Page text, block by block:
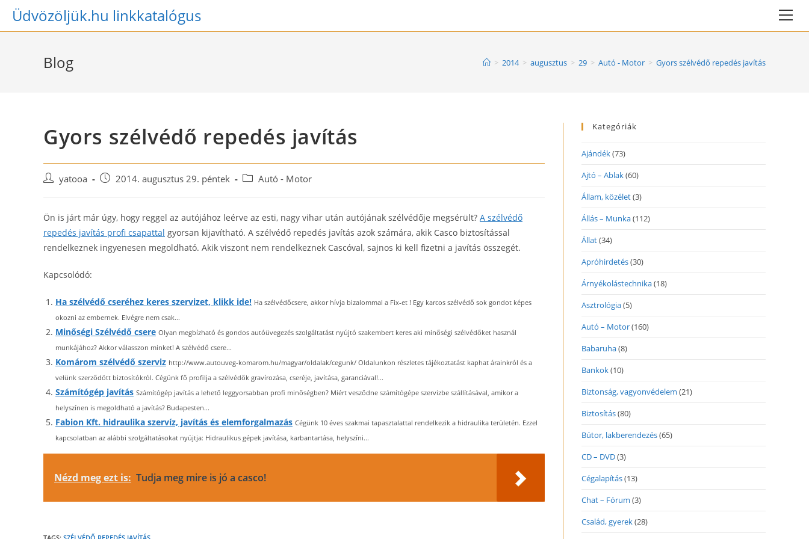
SkipÜdvözöljük.hu linkkatalógus
Blog > 2014 > augusztus > 29 > Autó - Motor > Gyors szélvédő repedés javítás
Gyors szélvédő repedés javítás
Postyatooa
Post 2014. augusztus 29. péntek
PostAutó - Motor
Ön is járt már úgy, hogy reggel az autójához leérve az esti, nagy vihar után autójának szélvédője megsérült? A szélvédő
repedés javítás profi csapattal gyorsan kijavítható. A szélvédő repedés javítás azok számára, akik Casco biztosítással
rendelkeznek ingyenesen megoldható. Akik viszont nem rendelkeznek Cascóval, sajnos ki kell fizetni a javítás összegét.
Kapcsolódó:
Ha szélvédő cseréhez keres szervizet, klikk ide! Ha szélvédőcsere, akkor hívja bizalommal a Fix-et ! Egy karcos szélvédő sok gondot képes
okozni az embernek. Elvégre nem csak...
Minőségi Szélvédő csere Olyan megbízható és gondos autóüvegezés szolgáltatást nyújtó szakembert keres aki minőségi szélvédőket használ
munkájához? Akkor válasszon minket! A szélvédő csere...
Komárom szélvédő szerviz http://www.autouveg-komarom.hu/magyar/oldalak/cegunk/ Oldalunkon részletes tájékoztatást kaphat árainkról és a
velünk szerződött biztosítókról. Cégünk fő profilja a szélvédők gravírozása, cseréje, javítása, garanciával!...
Számítógép javítás Számítógép javítás a lehető leggyorsabban profi minőségben? Miért vesződne számítógépe szervizbe szállításával, amikor a
helyszínen is megoldható a javítás? Budapesten...
Fabion Kft. hidraulika szervíz, javítás és elemforgalmazás Cégünk 10 éves szakmai tapasztalattal rendelkezik a hidraulika területén. Ezzel
kapcsolatban az alábbi szolgáltatásokat nyújtja: Hidraulikus gépek javítása, karbantartása, helyszíni...
Nézd meg ezt is: Tudja meg mire is jó a casco!
Kategóriák
Ajándék(73)
Ajtó – Ablak(60)
Állam, közélet(3)
Állás – Munka(112)
Állat(34)
Apróhirdetés(30)
Árnyékolástechnika(18)
Asztrológia(5)
Autó – Motor(160)
Babaruha(8)
Bankok(10)
Biztonság, vagyonvédelem (21)
Biztosítás(80)
Bútor, lakberendezés(65)
CD – DVD(3)
Cégalapítás(13)
Chat – Fórum (3)
Család, gyerek(28)